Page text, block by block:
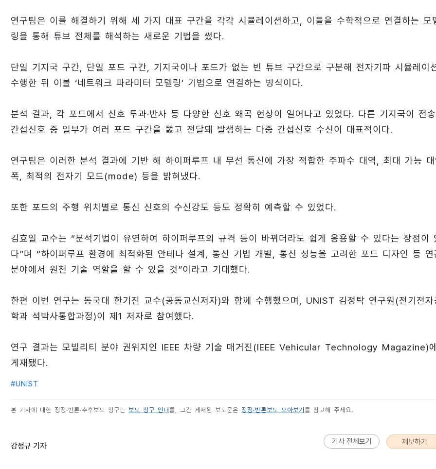
연구팀은 이를 해결하기 위해 세 가지 대표 구간을 각각 시뮬레이션하고, 이들을 수학적으로 연결하는 모
링을 통해 튜브 전체를 해석하는 새로운 기법을 썼다.
단일 기지국 구간, 단일 포드 구간, 기지국이나 포드가 없는 빈 튜브 구간으로 구분해 전자기파 시뮬레이
수행한 뒤 이를 ‘네트워크 파라미터 모델링’ 기법으로 연결하는 방식이다.
분석 결과, 각 포드에서 신호 투과·반사 등 다양한 신호 왜곡 현상이 일어나고 있었다. 다른 기지국이 전
간섭신호 중 일부가 여러 포드 구간을 뚫고 전달돼 발생하는 다중 간섭신호 수신이 대표적이다.
연구팀은 이러한 분석 결과에 기반 해 하이퍼루프 내 무선 통신에 가장 적합한 주파수 대역, 최대 가능 대
폭, 최적의 전자기 모드(mode) 등을 밝혀냈다.
또한 포드의 주행 위치별로 통신 신호의 수신강도 등도 정확히 예측할 수 있었다.
김효일 교수는 “분석기법이 유연하여 하이퍼루프의 규격 등이 바뀌더라도 쉽게 응용할 수 있다는 장점이
다”며 “하이퍼루프 환경에 최적화된 안테나 설계, 통신 기법 개발, 통신 성능을 고려한 포드 디자인 등 연
분야에서 원천 기술 역할을 할 수 있을 것”이라고 기대했다.
한편 이번 연구는 동국대 한기진 교수(공동교신저자)와 함께 수행했으며, UNIST 김정탁 연구원(전기전자
학과 석박사통합과정)이 제1 저자로 참여했다.
연구 결과는 모빌리티 분야 권위지인 IEEE 차량 기술 매거진(IEEE Vehicular Technology Magazine)에
게재됐다.
#UNIST
본 기사에 대한 정정·반론·추후보도 청구는 보도 청구 안내를, 그간 게재된 보도문은 정정·반론보도 모아보기를 참고해 주세요.
강정규 기자 기사 전체보기 제보하기